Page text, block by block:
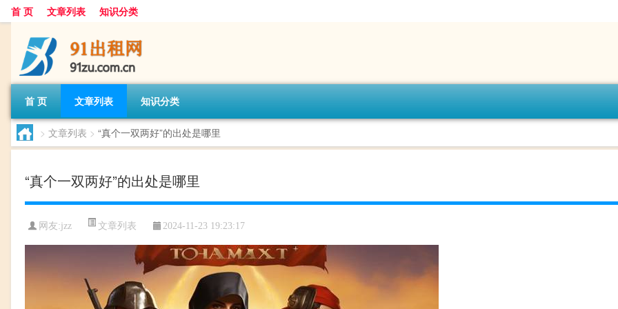
首 页 文章列表 知识分类
首 页 文章列表 知识分类
> 文章列表 > “真个一双两好”的出处是哪里
“真个一双两好”的出处是哪里
网友:jzz 文章列表 2024-11-23 19:23:17